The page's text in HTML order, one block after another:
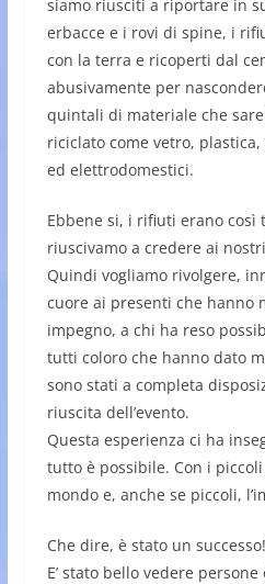
siamo riusciti a riportare in
erbacce e i rovi di spine, i
con la terra e ricoperti dal
abusivamente per
quintali di materiale che
riciclato come vetro,
ed elettrodomestici.
Ebbene si, i rifiuti erano così
riuscivamo a credere ai
Quindi vogliamo rivolgere,
cuore ai presenti che hanno
impegno, a chi ha reso
tutti coloro che hanno dato
sono stati a completa
riuscita dell’evento.
Questa esperienza ci ha
tutto è possibile. Con i
mondo e, anche se piccoli,
Che dire, è stato un
E’ stato bello vedere